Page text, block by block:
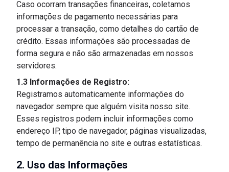
Caso ocorram transações financeiras, coletamos
informações de pagamento necessárias para
processar a transação, como detalhes do cartão de
crédito. Essas informações são processadas de
forma segura e não são armazenadas em nossos
servidores.
1.3 Informações de Registro:
Registramos automaticamente informações do
navegador sempre que alguém visita nosso site.
Esses registros podem incluir informações como
endereço IP, tipo de navegador, páginas visualizadas,
tempo de permanência no site e outras estatísticas.
2. Uso das Informações